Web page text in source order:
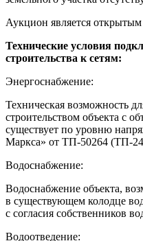
Аукцион является открытым
Технические условия
строительства к сетям:
Энергоснабжение:
Техническая возможность
строительством объекта с
существует по уровню
Маркса» от ТП-50264 (ТП-
Водоснабжение:
Водоснабжение объекта,
в существующем колодце
с согласия собственников
Водоотведение: